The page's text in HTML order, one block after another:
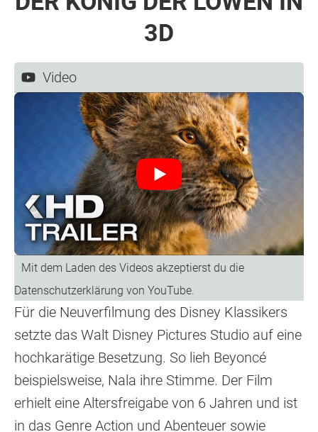
3D
Video
Für die Neuverfilmung des Disney Klassikers
setzte das Walt Disney Pictures Studio auf eine
hochkarätige Besetzung. So lieh Beyoncé
beispielsweise, Nala ihre Stimme. Der Film
erhielt eine Altersfreigabe von 6 Jahren und ist
in das Genre Action und Abenteuer sowie